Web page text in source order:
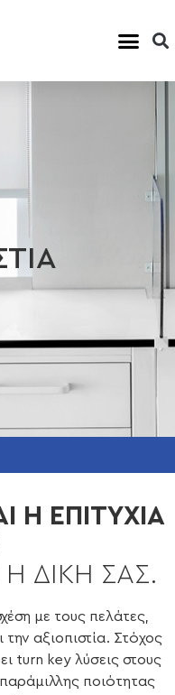
Η ΕΠΙΤΥΧΙΑ
Η ΔΙΚΗ ΣΑΣ.
με τους πελάτες,
αξιοπιστία. Στόχος
turn key λύσεις στους
ποιότητας